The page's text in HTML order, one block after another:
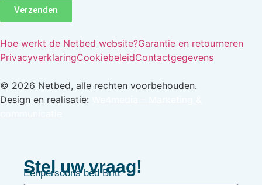
Verzenden
Hoe werkt de Netbed website?Garantie en retourneren
PrivacyverklaringCookiebeleidContactgegevens
© 2026 Netbed, alle rechten voorbehouden.
Design en realisatie:
Stel uw vraag!
Eenpersoons bed Britt